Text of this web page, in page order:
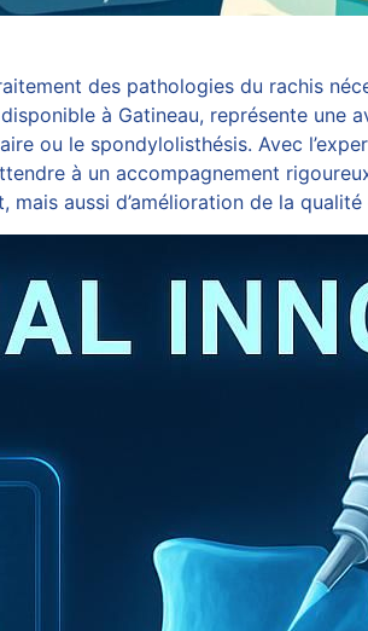
des pathologies du rachis
à Gatineau, représente
ou le spondylolisthésis. Avec
à un accompagnement
aussi d’amélioration de la qualité